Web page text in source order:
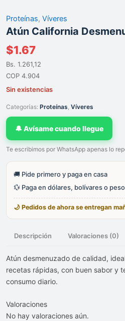
Proteínas, Víveres
Atún California
$1.67
Bs. 1.261,12
COP 4.904
Sin existencias
Categorías: Proteínas Víveres
🔔 Avísame cuando llegue
Te escribimos por WhatsApp apenas lo
🚚 Pide primero y paga en casa
💱 Paga en dólares, bolívares o
🌙 Pedidos de ahora se entregan
Descripción Valoraciones (0)
Atún desmenuzado de calidad,
recetas rápidas, con buen sabor y
consumo diario.
Valoraciones
No hay valoraciones aún.